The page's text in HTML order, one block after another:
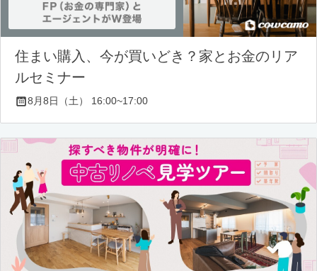
住まい購入、今が買いどき？家とお金のリア
ルセミナー
8月8日（土） 16:00~17:00